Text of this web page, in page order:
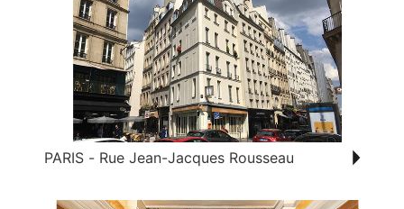
PARIS - Rue Jean-Jacques Rousseau